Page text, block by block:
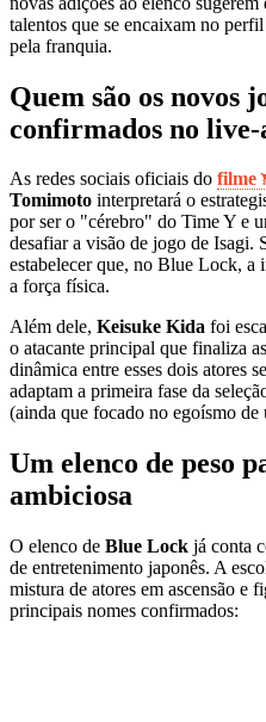
talentos que se encaixam no
pela franquia.
Quem são os novos
confirmados no live-
As redes sociais oficiais do filme
Tomimoto interpretará o
por ser o "cérebro" do Time Y e
desafiar a visão de jogo de Isagi.
estabelecer que, no Blue Lock, a
a força física.
Além dele, Keisuke Kida foi
o atacante principal que finaliza
dinâmica entre esses dois atores
adaptam a primeira fase da
(ainda que focado no egoísmo
Um elenco de peso
ambiciosa
O elenco de Blue Lock já conta
de entretenimento japonês. A
mistura de atores em ascensão e
principais nomes confirmados: